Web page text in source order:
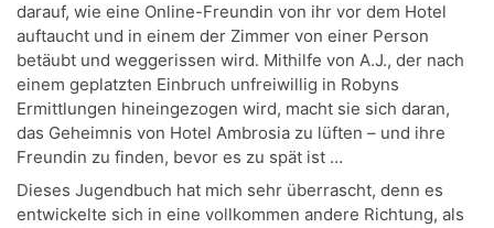
darauf, wie eine Online-Freundin von ihr vor dem Hotel
auftaucht und in einem der Zimmer von einer Person
betäubt und weggerissen wird. Mithilfe von A.J., der nach
einem geplatzten Einbruch unfreiwillig in Robyns
Ermittlungen hineingezogen wird, macht sie sich daran,
das Geheimnis von Hotel Ambrosia zu lüften – und ihre
Freundin zu finden, bevor es zu spät ist …
Dieses Jugendbuch hat mich sehr überrascht, denn es
entwickelte sich in eine vollkommen andere Richtung, als